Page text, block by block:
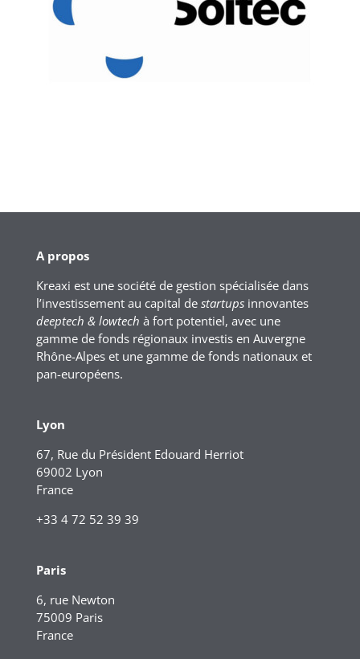
A propos
Kreaxi est une société de gestion spécialisée dans
l’investissement au capital de startupsinnovantes
deeptech & lowtech à fort potentiel, avec une
gamme de fonds régionaux investis en Auvergne
Rhône-Alpes et une gamme de fonds nationaux et
pan-européens.
Lyon
67, Rue du Président Edouard Herriot
69002 Lyon
France
+33 4 72 52 39 39
Paris
6, rue Newton
75009 Paris
France